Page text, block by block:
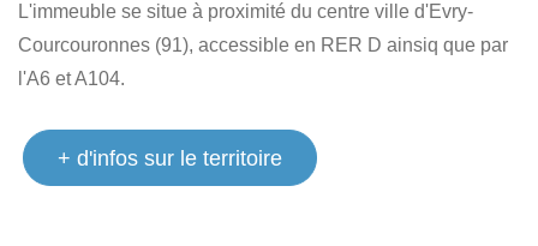
L'immeuble se situe à proximité du centre ville d'Evry-
Courcouronnes (91), accessible en RER D ainsiq que par
l'A6 et A104.
+ d'infos sur le territoire